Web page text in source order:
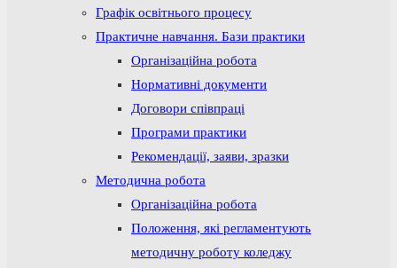
Графік освітнього процесу
Практичне навчання. Бази практики
Організаційна робота
Нормативні документи
Договори співпраці
Програми практики
Рекомендації, заяви, зразки
Методична робота
Організаційна робота
Положення, які регламентують
методичну роботу коледжу